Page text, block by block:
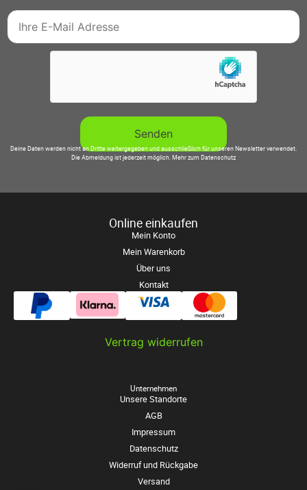
Deine Daten werden nicht an Dritte weitergegeben und ausschließlich für unseren Newsletter verwendet.
Die Abmeldung ist jederzeit möglich.Mehr zum Datenschutz
Online einkaufen
Mein Konto
Mein Warenkorb
Über uns
Kontakt
Vertrag widerrufen
Unternehmen
Unsere Standorte
AGB
Impressum
Datenschutz
Widerruf und Rückgabe
Versand